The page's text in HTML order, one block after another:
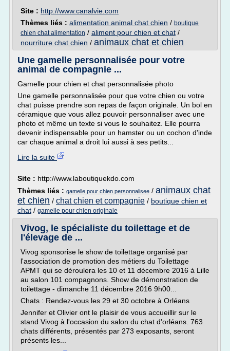
Site : http://www.canalvie.com
Thèmes liés : alimentation animal chat chien / boutique
chien chat alimentation / aliment pour chien et chat /
nourriture chat chien / animaux chat et chien
Une gamelle personnalisée pour votre
animal de compagnie ...
Gamelle pour chien et chat personnalisée photo
Une gamelle personnalisée pour que votre chien ou votre
chat puisse prendre son repas de façon originale. Un bol en
céramique que vous allez pouvoir personnaliser avec une
photo et même un texte si vous le souhaitez. Elle pourra
devenir indispensable pour un hamster ou un cochon d'inde
car chaque animal a droit lui aussi à ses petits...
Lire la suite
Site : http://www.laboutiquekdo.com
Thèmes liés : gamelle pour chien personnalisee / animaux chat
et chien / chat chien et compagnie / boutique chien et
chat / gamelle pour chien originale
Vivog, le spécialiste du toilettage et de
l'élevage de ...
Vivog sponsorise le show de toilettage organisé par
l'association de promotion des métiers du Toilettage
APMT qui se déroulera les 10 et 11 décembre 2016 à Lille
au salon 101 compagnons. Show de démonstration de
toilettage - dimanche 11 décembre 2016 9h00...
Chats : Rendez-vous les 29 et 30 octobre à Orléans
Jennifer et Olivier ont le plaisir de vous accueillir sur le
stand Vivog à l'occasion du salon du chat d'orléans. 763
chats différents, présentés par 273 exposants, seront
présents les...